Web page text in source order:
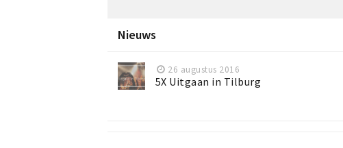
Nieuws
26 augustus 2016
5X Uitgaan in Tilburg